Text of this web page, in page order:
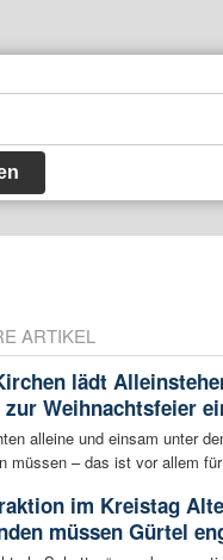
ARTIKEL
lädt
zur Weihnachtsfeier
alleine und einsam unter
müssen – das ist vor allem
im Kreistag
müssen Gürtel